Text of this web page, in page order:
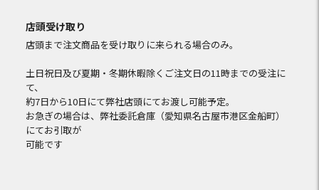
店頭受け取り
店頭まで注文商品を受け取りに来られる場合のみ。
土日祝日及び夏期・冬期休暇除くご注文日の11時までの受注に
て、
約7日から10日にて弊社店頭にてお渡し可能予定。
お急ぎの場合は、弊社委託倉庫（愛知県名古屋市港区金船町）
にてお引取が
可能です